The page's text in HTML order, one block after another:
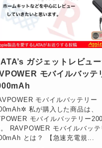
ガジェットレビュ
モバイルバッテ
モバイルバッテリー
私が購入した商品は、
モバイルバッテリー
RAVPOWER モバイルバッテ
とは？ 【急速充電規...